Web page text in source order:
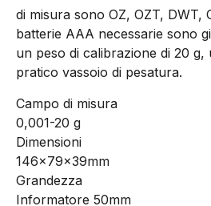
di misura sono OZ, OZT, DWT,
batterie AAA necessarie sono
un peso di calibrazione di 20 g,
pratico vassoio di pesatura.
Campo di misura
0,001-20 g
Dimensioni
146x79x39mm
Grandezza
Informatore 50mm